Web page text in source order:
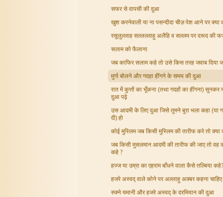
सफर से वापसी की दुआ
खुश करनेवाली या ना पसन्दीदा चीज़ पेश आने पर क्या
रसूलुल्लाह सल्लल्लाहु अलैहि व सल्लम पर दरूद की
सलाम को फैलाना
जब काफिर सलाम कहे तो उसे किस तरह जवाब दिया
मुर्गा बोलने और गदहा हींगने के समय की दुआ
रात में कुत्तों का भूँकना (तथा गदहों का हींगना) सुनकर
दुआ पढ़े
उस आदमी के लिए दुआ जिसे तुमने बुरा भला कहा (या
दी) हो
कोई मुस्लिम जब किसी मुस्लिम की तारीफ करे तो क्या
जब किसी मुसलमान आदमी की तारीफ की जाए तो वह
कहे ?
हज्ज या उम्रा का एहराम बाँधने वाला कैसे तल्बिया कहे?
हजरे अस्वद् वाले कोने पर अल्लाहु अक्बर कहना चाहिए
रुक्ने यमानी और हजरे अस्वद् के दरमियान की दुआ